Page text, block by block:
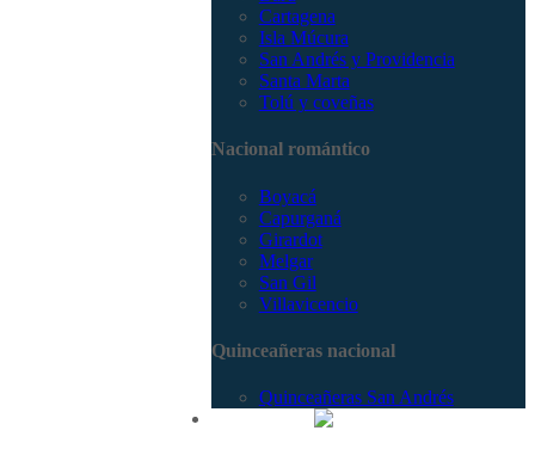
Cartagena
Isla Múcura
San Andrés y Providencia
Santa Marta
Tolú y coveñas
Nacional romántico
Boyacá
Capurganá
Girardot
Melgar
San Gil
Villavicencio
Quinceañeras nacional
Quinceañeras San Andrés